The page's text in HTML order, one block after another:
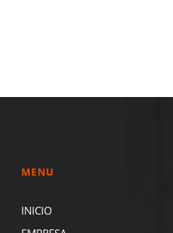
MENU
INICIO